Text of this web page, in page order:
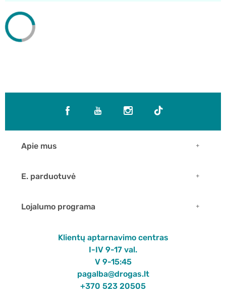
Apie mus
E. parduotuvė
Lojalumo programa
Klientų aptarnavimo centras
I-IV 9-17 val.
V 9-15:45
pagalba@drogas.lt
+370 523 20505